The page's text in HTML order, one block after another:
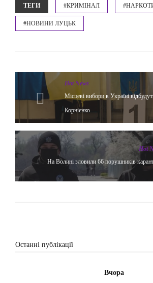
ТЕГИ #КРИМІНАЛ
#НОВИНИ ЛУЦЬК
Hot News
Місцеві вибори в Україні
Корнієнко
Hot
На Волині зловили 66 порушників
Останні публікації
Вчора